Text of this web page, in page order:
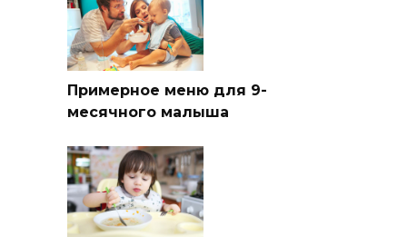
Примерное меню для 9-
месячного малыша